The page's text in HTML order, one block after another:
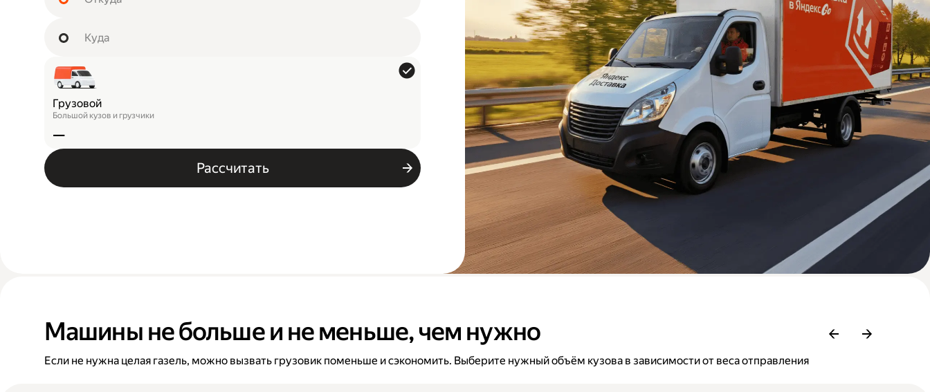
Грузовой
Большой кузов и грузчики
—
Рассчитать
Машины не больше и не меньше, чем нужно
Если не нужна целая газель, можно вызвать грузовик поменьше и сэкономить. Выберите нужный объём кузова в зависимости от веса отправления